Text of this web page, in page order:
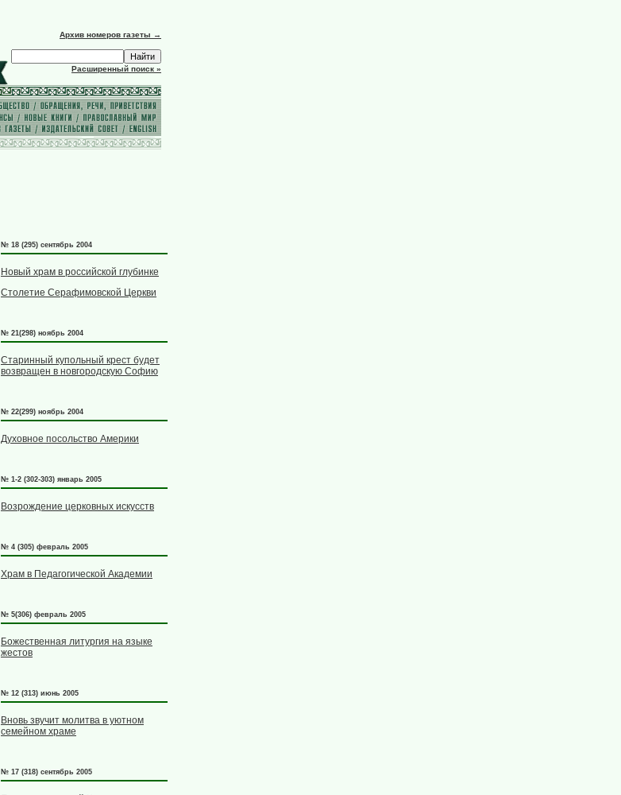
Архив номеров газеты →
Расширенный поиск »
№ 18 (295) сентябрь 2004
Новый храм в российской глубинке
Столетие Серафимовской Церкви
№ 21(298) ноябрь 2004
Старинный купольный крест будет
возвращен в новгородскую Софию
№ 22(299) ноябрь 2004
Духовное посольство Америки
№ 1-2 (302-303) январь 2005
Возрождение церковных искусств
№ 4 (305) февраль 2005
Храм в Педагогической Академии
№ 5(306) февраль 2005
Божественная литургия на языке
жестов
№ 12 (313) июнь 2005
Вновь звучит молитва в уютном
семейном храме
№ 17 (318) сентябрь 2005